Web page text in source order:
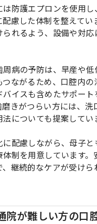
防護エプロンを使用し
慮した体制を整えてい
れるよう、設備や対応
病の予防は、早産や低
ながるため、口腔内の
イスも含めたサポート
磨きがつらい方には、
についても提案してい
配慮しながら、母子と
制を用意しています。
継続的なケアが受けら
院が難しい方の口